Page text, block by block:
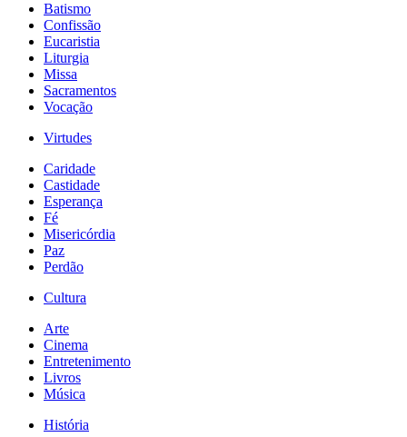
Batismo
Confissão
Eucaristia
Liturgia
Missa
Sacramentos
Vocação
Virtudes
Caridade
Castidade
Esperança
Fé
Misericórdia
Paz
Perdão
Cultura
Arte
Cinema
Entretenimento
Livros
Música
História